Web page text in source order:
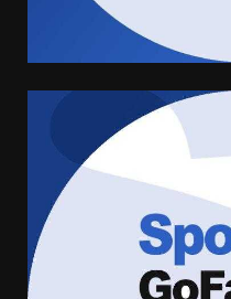
pronta
6
Cura
l’avviso
Laureto